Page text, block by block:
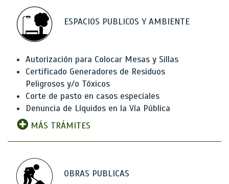
ESPACIOS PUBLICOS Y AMBIENTE
Autorización para Colocar Mesas y Sillas
Certificado Generadores de Residuos
Peligrosos y/o Tóxicos
Corte de pasto en casos especiales
Denuncia de Líquidos en la Vía Pública
MÁS TRÁMITES
OBRAS PUBLICAS